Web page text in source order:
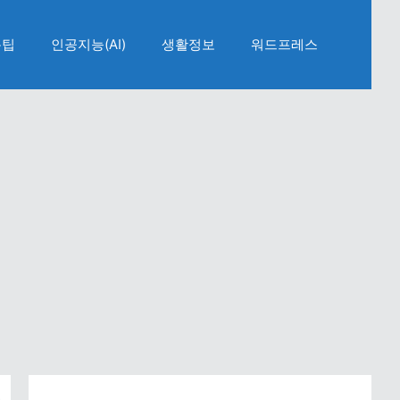
인공지능(AI) 생활정보 워드프레스